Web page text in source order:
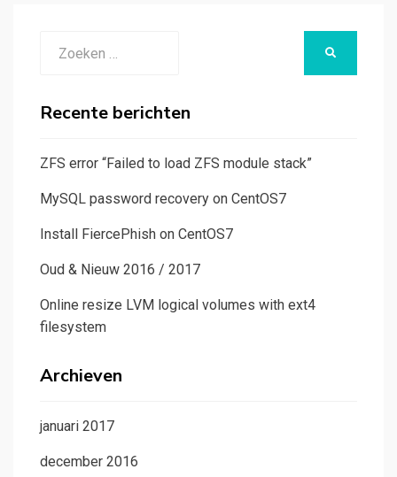
naar:
Recente berichten
ZFS error “Failed to load ZFS module stack”
MySQL password recovery on CentOS7
Install FiercePhish on CentOS7
Oud & Nieuw 2016 / 2017
Online resize LVM logical volumes with ext4
filesystem
Archieven
januari 2017
december 2016